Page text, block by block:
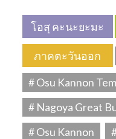
โอสุ คะนะยะมะ
ภาคตะวันออก
# Osu Kannon
# Nagoya Great
# Osu Kannon